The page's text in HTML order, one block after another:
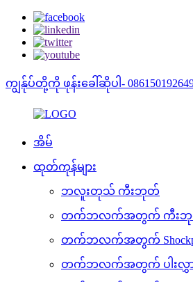
ကျွန်ုပ်တို့ကို ဖုန်းခေါ်ဆိုပါ-
အိမ်
ထုတ်ကုန်များ
ဘလူးတုသ် ကီးဘုတ်
တက်ဘလက်အတွက် ကီး
တက်ဘလက်အတွက်
တက်ဘလက်အတွက် ပါးလွှာသေ